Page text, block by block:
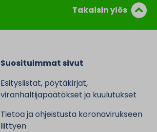
Takaisin ylös
Suosituimmat sivut
Esityslistat, pöytäkirjat,
viranhaltijapäätökset ja kuulutukset
Tietoa ja ohjeistusta koronavirukseen
liittyen